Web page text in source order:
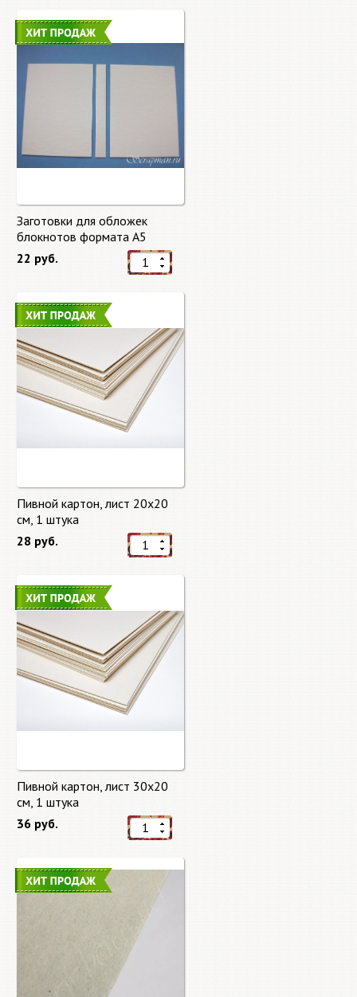
Заготовки для обложек
блокнотов формата А5
22 руб.
Пивной картон, лист 20х20
cм, 1 штука
28 руб.
Пивной картон, лист 30х20
cм, 1 штука
36 руб.